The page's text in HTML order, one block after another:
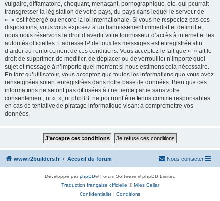
vulgaire, diffamatoire, choquant, menaçant, pornographique, etc. qui pourrait
transgresser la législation de votre pays, du pays dans lequel le serveur de
« » est hébergé ou encore la loi internationale. Si vous ne respectez pas ces
dispositions, vous vous exposez à un bannissement immédiat et définitif et
nous nous réservons le droit d’avertir votre fournisseur d’accès à internet et les
autorités officielles. L’adresse IP de tous les messages est enregistrée afin
d’aider au renforcement de ces conditions. Vous acceptez le fait que « » ait le
droit de supprimer, de modifier, de déplacer ou de verrouiller n’importe quel
sujet et message à n’importe quel moment si nous estimons cela nécessaire.
En tant qu’utilisateur, vous acceptez que toutes les informations que vous avez
renseignées soient enregistrées dans notre base de données. Bien que ces
informations ne seront pas diffusées à une tierce partie sans votre
consentement, ni « », ni phpBB, ne pourront être tenus comme responsables
en cas de tentative de piratage informatique visant à compromettre vos
données.
www.r2builders.fr Accueil du forum Nous contacter
Développé parphpBB® Forum Software © phpBB Limited
Traduction française officielle ©Miles Cellar
Confidentialité | Conditions